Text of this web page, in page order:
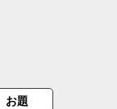
お題